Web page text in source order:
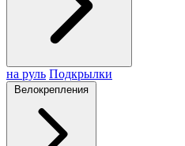
на руль Подкрылки
Велокрепления